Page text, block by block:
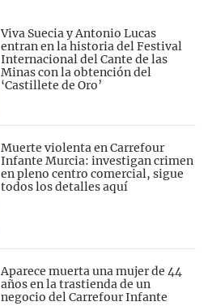
Viva Suecia y Antonio Lucas
entran en la historia del Festival
Internacional del Cante de las
Minas con la obtención del
‘Castillete de Oro’
Muerte violenta en Carrefour
Infante Murcia: investigan crimen
en pleno centro comercial, sigue
todos los detalles aquí
Aparece muerta una mujer de 44
años en la trastienda de un
negocio del Carrefour Infante